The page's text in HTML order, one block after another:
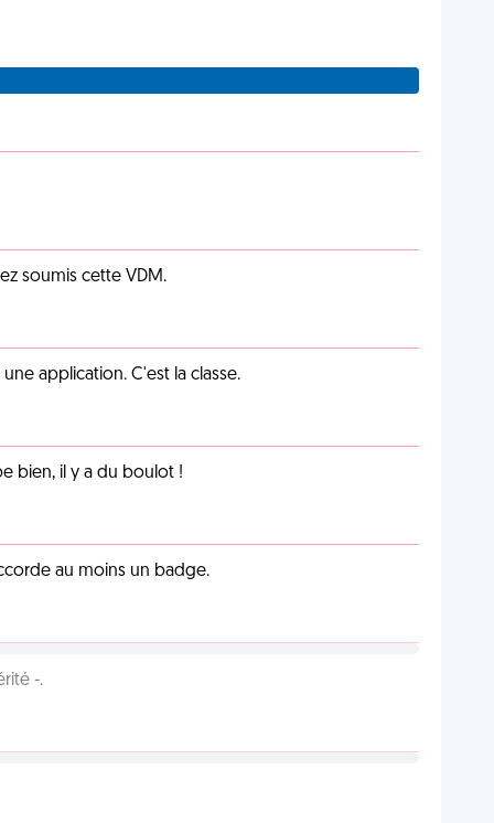
soumis cette VDM.
application. C'est la classe.
bien, il y a du boulot !
au moins un badge.
-.